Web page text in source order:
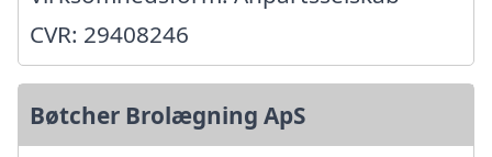
CVR: 29408246
Bøtcher Brolægning ApS